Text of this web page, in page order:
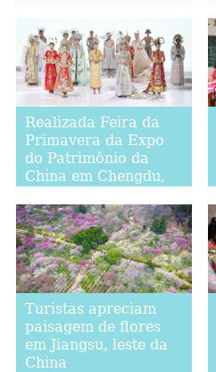
Realizada Feira da
Primavera da Expo
do Patrimônio da
China em Chengdu,
Turistas apreciam
paisagem de flores
em Jiangsu, leste da
China